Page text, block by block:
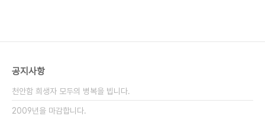
는 것이다. 일단 감기하고 독감하고는 전혀 다른 병이
신들은 그걸 알고 기사를 쓰고 있는가 하는 의문이다.
원인..
공지사항
천안함 희생자 모두의 병복을 빕니다.
2009년을 마감합니다.